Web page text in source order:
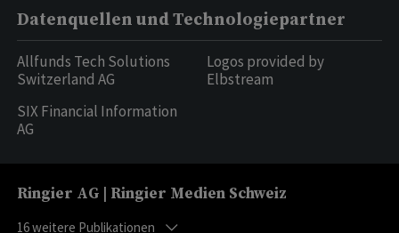
Datenquellen und Technologiepartner
Allfunds Tech Solutions
Switzerland AG
SIX Financial Information
AG
Logos provided by
Elbstream
Ringier AG | Ringier Medien Schweiz
16weitere Publikationen